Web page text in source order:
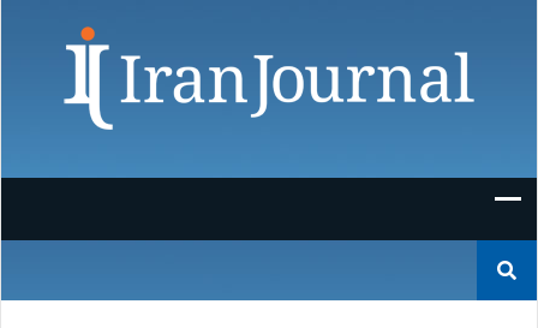
nach: